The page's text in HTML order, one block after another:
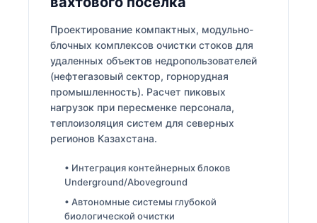
Проектирование компактных, модульно-
блочных комплексов очистки стоков для
удаленных объектов недропользователей
(нефтегазовый сектор, горнорудная
промышленность). Расчет пиковых
нагрузок при пересменке персонала,
теплоизоляция систем для северных
регионов Казахстана.
• Интеграция контейнерных блоков
Underground/Aboveground
• Автономные системы глубокой
биологической очистки